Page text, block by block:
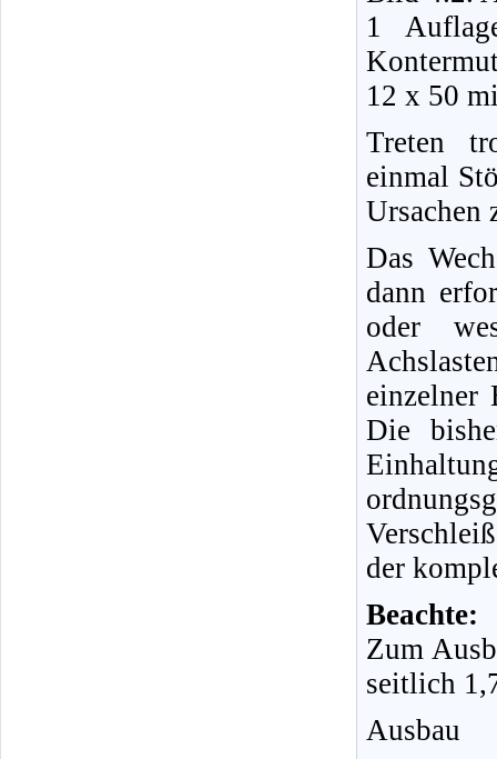
1
12 x 50
Treten
einmal
Ursachen
Das
dann
oder
einzelner
Die
der
Beachte:
Zum
seitlich
Ausbau